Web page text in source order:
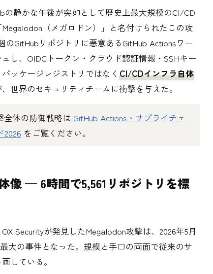
の静かな午後が突如として歴史上最大規模のCI/CD
（メガロドン）」と名付けられたこの攻
のGitHubリポジトリに悪意あるGitHub Actionsワー
し、OIDCトークン・クラウド認証情報・SSHキー
ッケージレジストリではなく CI/CDインフラ自体
世界のセキュリティチームに衝撃を与えた。
全体の防御戦略は GitHub Actions・サプライチェ
2026 をご覧ください。
像 — 6時間で5,561リポジトリを標
Securityが発見したMegalodon攻撃は、2026年5月
大の事件となった。規模と手口の両面で従来のサ
している。